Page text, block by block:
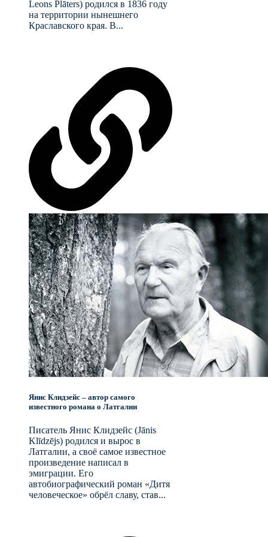
Leons Plāters) родился в 1836 году
на территории нынешнего
Краславского края. В...
Янис Клидзейс – автор самого
известного романа о Латгалии
Писатель Янис Клидзейс (Jānis
Klīdzējs) родился и вырос в
Латгалии, а своё самое известное
произведение написал в
эмиграции. Его
автобиографический роман «Дитя
человеческое» обрёл славу, став...